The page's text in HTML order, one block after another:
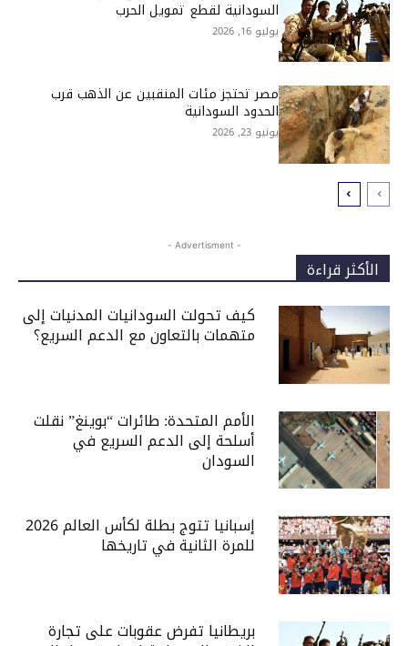
السودانية لقطع تمويل الحرب
يوليو 16, 2026
مصر تحتجز مئات المنقبين عن الذهب قرب
الحدود السودانية
يونيو 23, 2026
- Advertisment -
الأكثر قراءة
كيف تحولت السودانيات المدنيات إلى
متهمات بالتعاون مع الدعم السريع؟
الأمم المتحدة: طائرات “بوينغ” نقلت
أسلحة إلى الدعم السريع في
السودان
إسبانيا تتوج بطلة لكأس العالم 2026
للمرة الثانية في تاريخها
بريطانيا تفرض عقوبات على تجارة